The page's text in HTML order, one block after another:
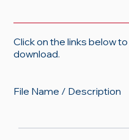
Click on the links below
download.
File Name / Description